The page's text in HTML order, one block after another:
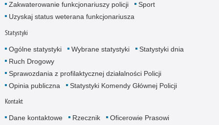
Zakwaterowanie funkcjonariuszy policji
Sport
Uzyskaj status weterana funkcjonariusza
Statystyki
Ogólne statystyki Wybrane statystyki
Statystyki dnia
Ruch Drogowy
Sprawozdania z profilaktycznej działalności Policji
Opinia publiczna
Statystyki Komendy Głównej Policji
Kontakt
Dane kontaktowe Rzecznik
Oficerowie Prasowi